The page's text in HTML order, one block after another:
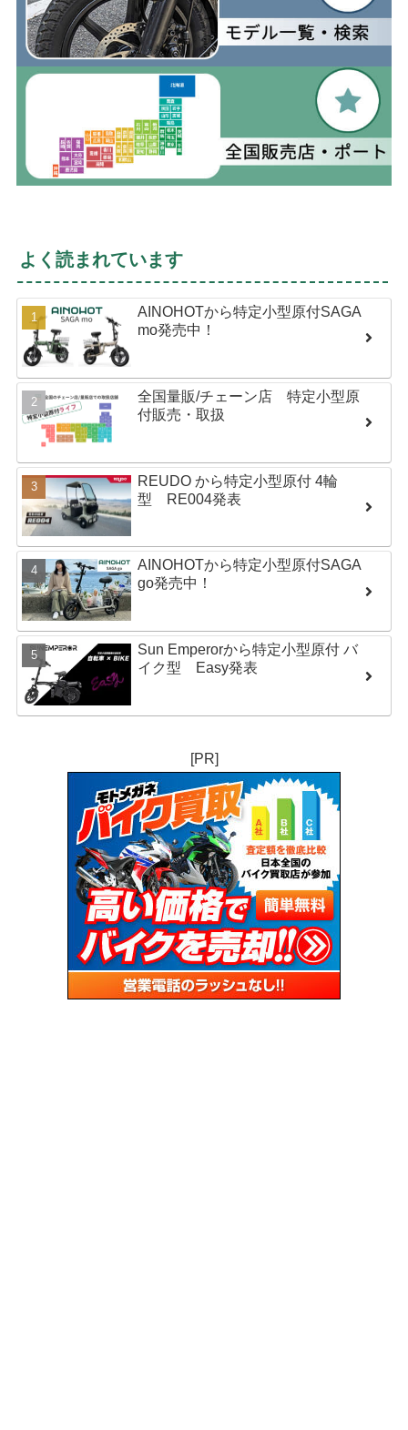
よく読まれています
AINOHOTから特定小型原付SAGA
mo発売中！
全国量販/チェーン店 特定小型原
付販売・取扱
REUDO から特定小型原付 4輪
型 RE004発表
AINOHOTから特定小型原付SAGA
go発売中！
Sun Emperorから特定小型原付 バ
イク型 Easy発表
[PR]